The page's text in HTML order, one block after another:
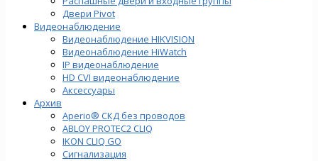
Двери Pivot
Видеонаблюдение
Видеонаблюдение HIKVISION
Видеонаблюдение HiWatch
IP видеонаблюдение
HD CVI видеонаблюдение
Аксессуары
Архив
Aperio® СКД без проводов
ABLOY PROTEC2 CLIQ
IKON CLIQ GO
Сигнализация